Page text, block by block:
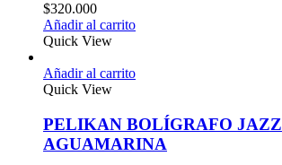
$320.000
Añadir al carrito
Quick View
Añadir al carrito
Quick View
PELIKAN BOLÍGRAFO JAZZ
AGUAMARINA